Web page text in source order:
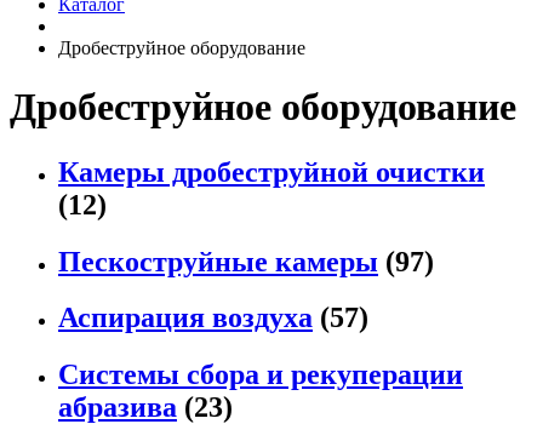
Дробеструйное оборудование
Дробеструйное оборудование
Камеры дробеструйной очистки
(12)
Пескоструйные камеры (97)
Аспирация воздуха (57)
Системы сбора и рекуперации
абразива (23)